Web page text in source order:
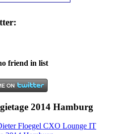
friend in list
2014 Hamburg